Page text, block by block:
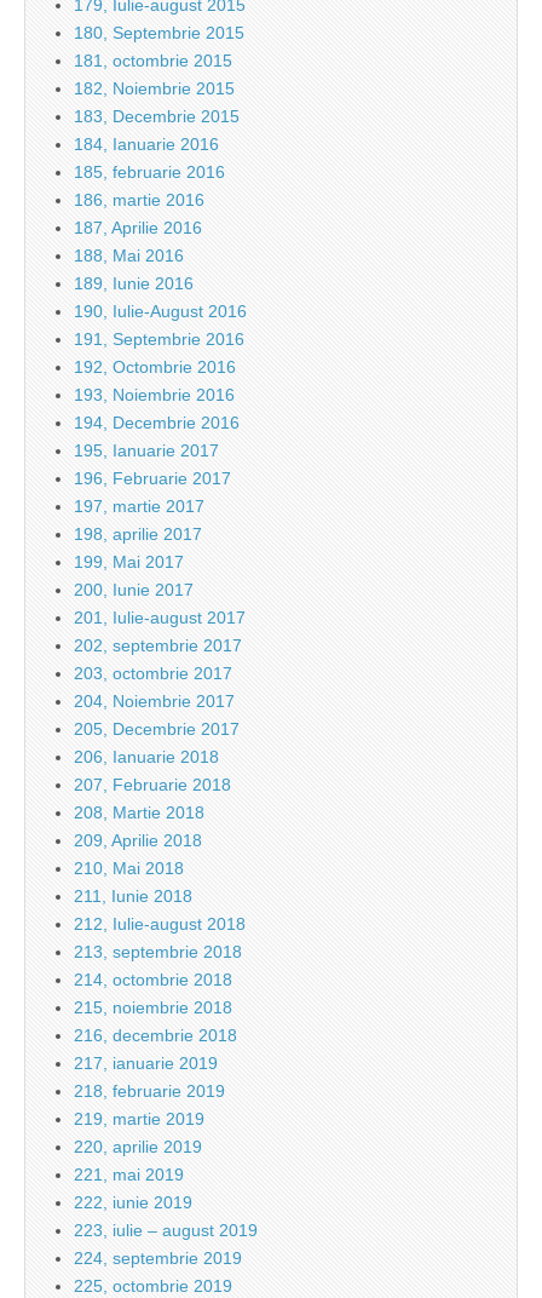
179, Iulie-august 2015
180, Septembrie 2015
181, octombrie 2015
182, Noiembrie 2015
183, Decembrie 2015
184, Ianuarie 2016
185, februarie 2016
186, martie 2016
187, Aprilie 2016
188, Mai 2016
189, Iunie 2016
190, Iulie-August 2016
191, Septembrie 2016
192, Octombrie 2016
193, Noiembrie 2016
194, Decembrie 2016
195, Ianuarie 2017
196, Februarie 2017
197, martie 2017
198, aprilie 2017
199, Mai 2017
200, Iunie 2017
201, Iulie-august 2017
202, septembrie 2017
203, octombrie 2017
204, Noiembrie 2017
205, Decembrie 2017
206, Ianuarie 2018
207, Februarie 2018
208, Martie 2018
209, Aprilie 2018
210, Mai 2018
211, Iunie 2018
212, Iulie-august 2018
213, septembrie 2018
214, octombrie 2018
215, noiembrie 2018
216, decembrie 2018
217, ianuarie 2019
218, februarie 2019
219, martie 2019
220, aprilie 2019
221, mai 2019
222, iunie 2019
223, iulie – august 2019
224, septembrie 2019
225, octombrie 2019